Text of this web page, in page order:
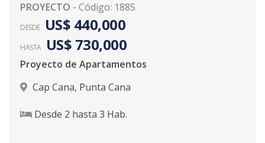
PROYECTO - Código: 1885
DESDE US$ 440,000
HASTA US$ 730,000
Proyecto de Apartamentos
Cap Cana, Punta Cana
Desde 2 hasta 3 Hab.